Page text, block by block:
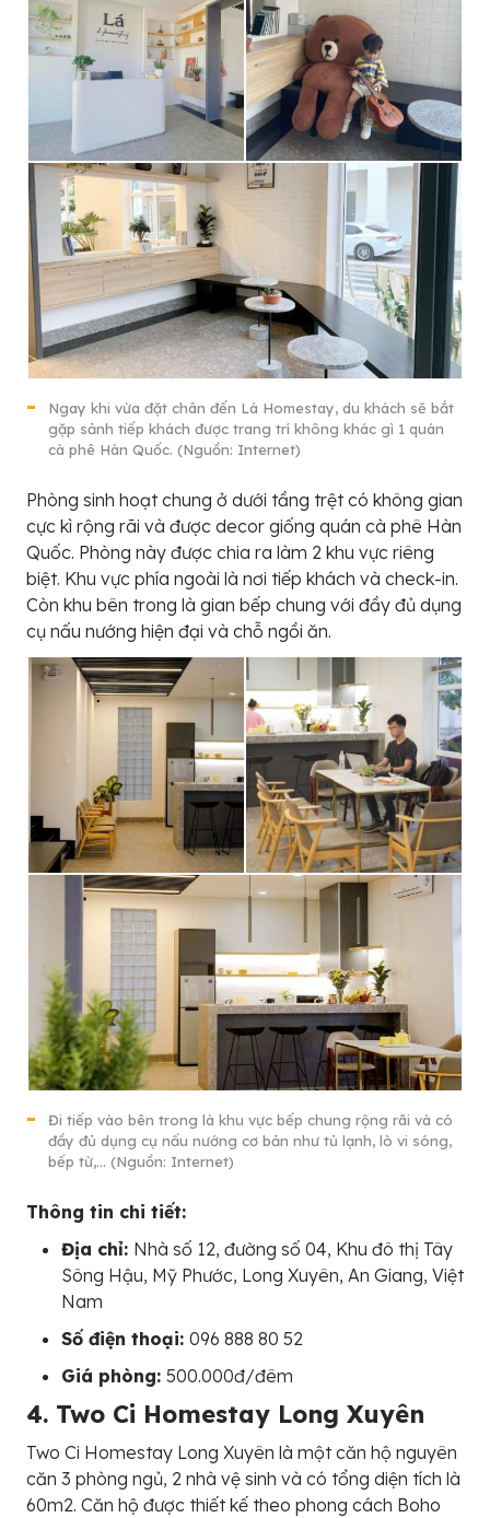
Ngay khi vừa đặt chân đến Lá Homestay, du khách sẽ bắt
gặp sảnh tiếp khách được trang trí không khác gì 1 quán
cà phê Hàn Quốc. (Nguồn: Internet)
Phòng sinh hoạt chung ở dưới tầng trệt có không gian
cực kì rộng rãi và được decor giống quán cà phê Hàn
Quốc. Phòng này được chia ra làm 2 khu vực riêng
biệt. Khu vực phía ngoài là nơi tiếp khách và check-in.
Còn khu bên trong là gian bếp chung với đầy đủ dụng
cụ nấu nướng hiện đại và chỗ ngồi ăn.
Đi tiếp vào bên trong là khu vực bếp chung rộng rãi và có
đầy đủ dụng cụ nấu nướng cơ bản như tủ lạnh, lò vi sóng,
bếp từ,… (Nguồn: Internet)
Thông tin chi tiết:
Địa chỉ: Nhà số 12, đường số 04, Khu đô thị Tây
Sông Hậu, Mỹ Phước, Long Xuyên, An Giang, Việt
Nam
Số điện thoại: 096 888 80 52
Giá phòng: 500.000đ/đêm
4. Two Ci Homestay Long Xuyên
Two Ci Homestay Long Xuyên là một căn hộ nguyên
căn 3 phòng ngủ, 2 nhà vệ sinh và có tổng diện tích là
60m2. Căn hộ được thiết kế theo phong cách Boho